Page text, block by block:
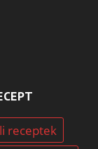
receptek